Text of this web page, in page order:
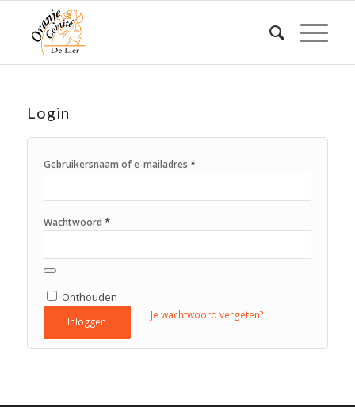
Login
Gebruikersnaam of e-mailadres *
Wachtwoord *
Onthouden
Inloggen
Je wachtwoord vergeten?